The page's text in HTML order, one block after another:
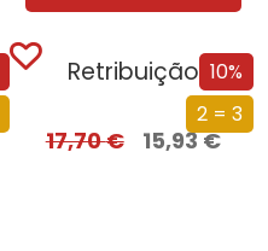
10%
2 = 3
Retribuição
17,70€ 15,93€